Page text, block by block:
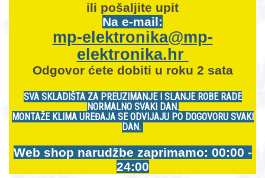
ili pošaljite upit
Na e-mail:
mp-elektronika@mp-
elektronika.hr
Odgovor ćete dobiti u roku 2 sata
SVA SKLADIŠTA ZA PREUZIMANJE I SLANJE ROBE RADE
NORMALNO SVAKI DAN.
MONTAŽE KLIMA UREĐAJA SE ODVIJAJU PO DOGOVORU SVAKI
DAN.
Web shop narudžbe zaprimamo: 00:00 -
24:00